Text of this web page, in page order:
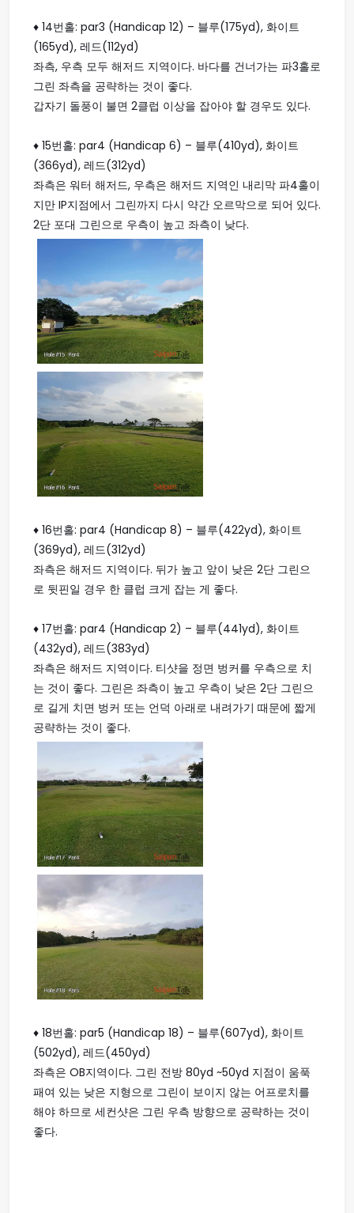
♦ 14번홀: par3 (Handicap 12) – 블루(175yd), 화이트
(165yd), 레드(112yd)
좌측, 우측 모두 해저드 지역이다. 바다를 건너가는 파3홀로
그린 좌측을 공략하는 것이 좋다.
갑자기 돌풍이 불면 2클럽 이상을 잡아야 할 경우도 있다.
♦ 15번홀: par4 (Handicap 6) – 블루(410yd), 화이트
(366yd), 레드(312yd)
좌측은 워터 해저드, 우측은 해저드 지역인 내리막 파4홀이
지만 IP지점에서 그린까지 다시 약간 오르막으로 되어 있다.
2단 포대 그린으로 우측이 높고 좌측이 낮다.
♦ 16번홀: par4 (Handicap 8) – 블루(422yd), 화이트
(369yd), 레드(312yd)
좌측은 해저드 지역이다. 뒤가 높고 앞이 낮은 2단 그린으
로 뒷핀일 경우 한 클럽 크게 잡는 게 좋다.
♦ 17번홀: par4 (Handicap 2) – 블루(441yd), 화이트
(432yd), 레드(383yd)
좌측은 해저드 지역이다. 티샷을 정면 벙커를 우측으로 치
는 것이 좋다. 그린은 좌측이 높고 우측이 낮은 2단 그린으
로 길게 치면 벙커 또는 언덕 아래로 내려가기 때문에 짧게
공략하는 것이 좋다.
♦ 18번홀: par5 (Handicap 18) – 블루(607yd), 화이트
(502yd), 레드(450yd)
좌측은 OB지역이다. 그린 전방 80yd ~50yd 지점이 움푹
패여 있는 낮은 지형으로 그린이 보이지 않는 어프로치를
해야 하므로 세컨샷은 그린 우측 방향으로 공략하는 것이
좋다.